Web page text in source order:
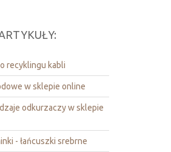
recyklingu kabli
w sklepie online
odkurzaczy w sklepie
- łańcuszki srebrne